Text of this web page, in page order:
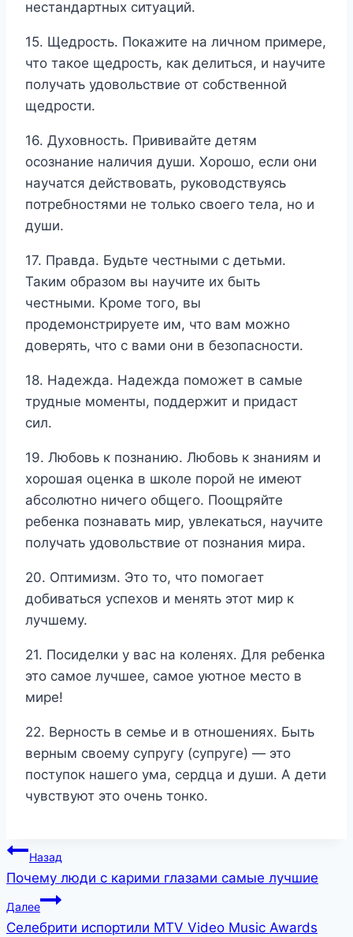
нестандартных ситуаций.
15. Щедрость. Покажите на личном примере,
что такое щедрость, как делиться, и научите
получать удовольствие от собственной
щедрости.
16. Духовность. Прививайте детям
осознание наличия души. Хорошо, если они
научатся действовать, руководствуясь
потребностями не только своего тела, но и
души.
17. Правда. Будьте честными с детьми.
Таким образом вы научите их быть
честными. Кроме того, вы
продемонстрируете им, что вам можно
доверять, что с вами они в безопасности.
18. Надежда. Надежда поможет в самые
трудные моменты, поддержит и придаст
сил.
19. Любовь к познанию. Любовь к знаниям и
хорошая оценка в школе порой не имеют
абсолютно ничего общего. Поощряйте
ребенка познавать мир, увлекаться, научите
получать удовольствие от познания мира.
20. Оптимизм. Это то, что помогает
добиваться успехов и менять этот мир к
лучшему.
21. Посиделки у вас на коленях. Для ребенка
это самое лучшее, самое уютное место в
мире!
22. Верность в семье и в отношениях. Быть
верным своему супругу (супруге) — это
поступок нашего ума, сердца и души. А дети
чувствуют это очень тонко.
Навигация
по
записям
Назад
Почему люди с карими глазами самые лучшие
Далее
Селебрити испортили MTV Video Music Awards